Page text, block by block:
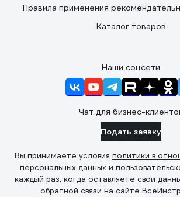
Правила применения
Каталог товаров
Наши соцсети
Чат для бизнес-
Подать заявку
Вы принимаете условия политики в
персональных данных и
каждый раз, когда оставляете свои
обратной связи на сайте